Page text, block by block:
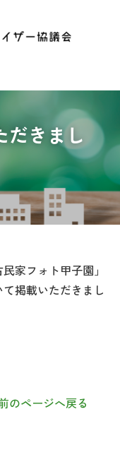
だきまし
家フォト甲子園」
掲載いただきまし
のページへ戻る